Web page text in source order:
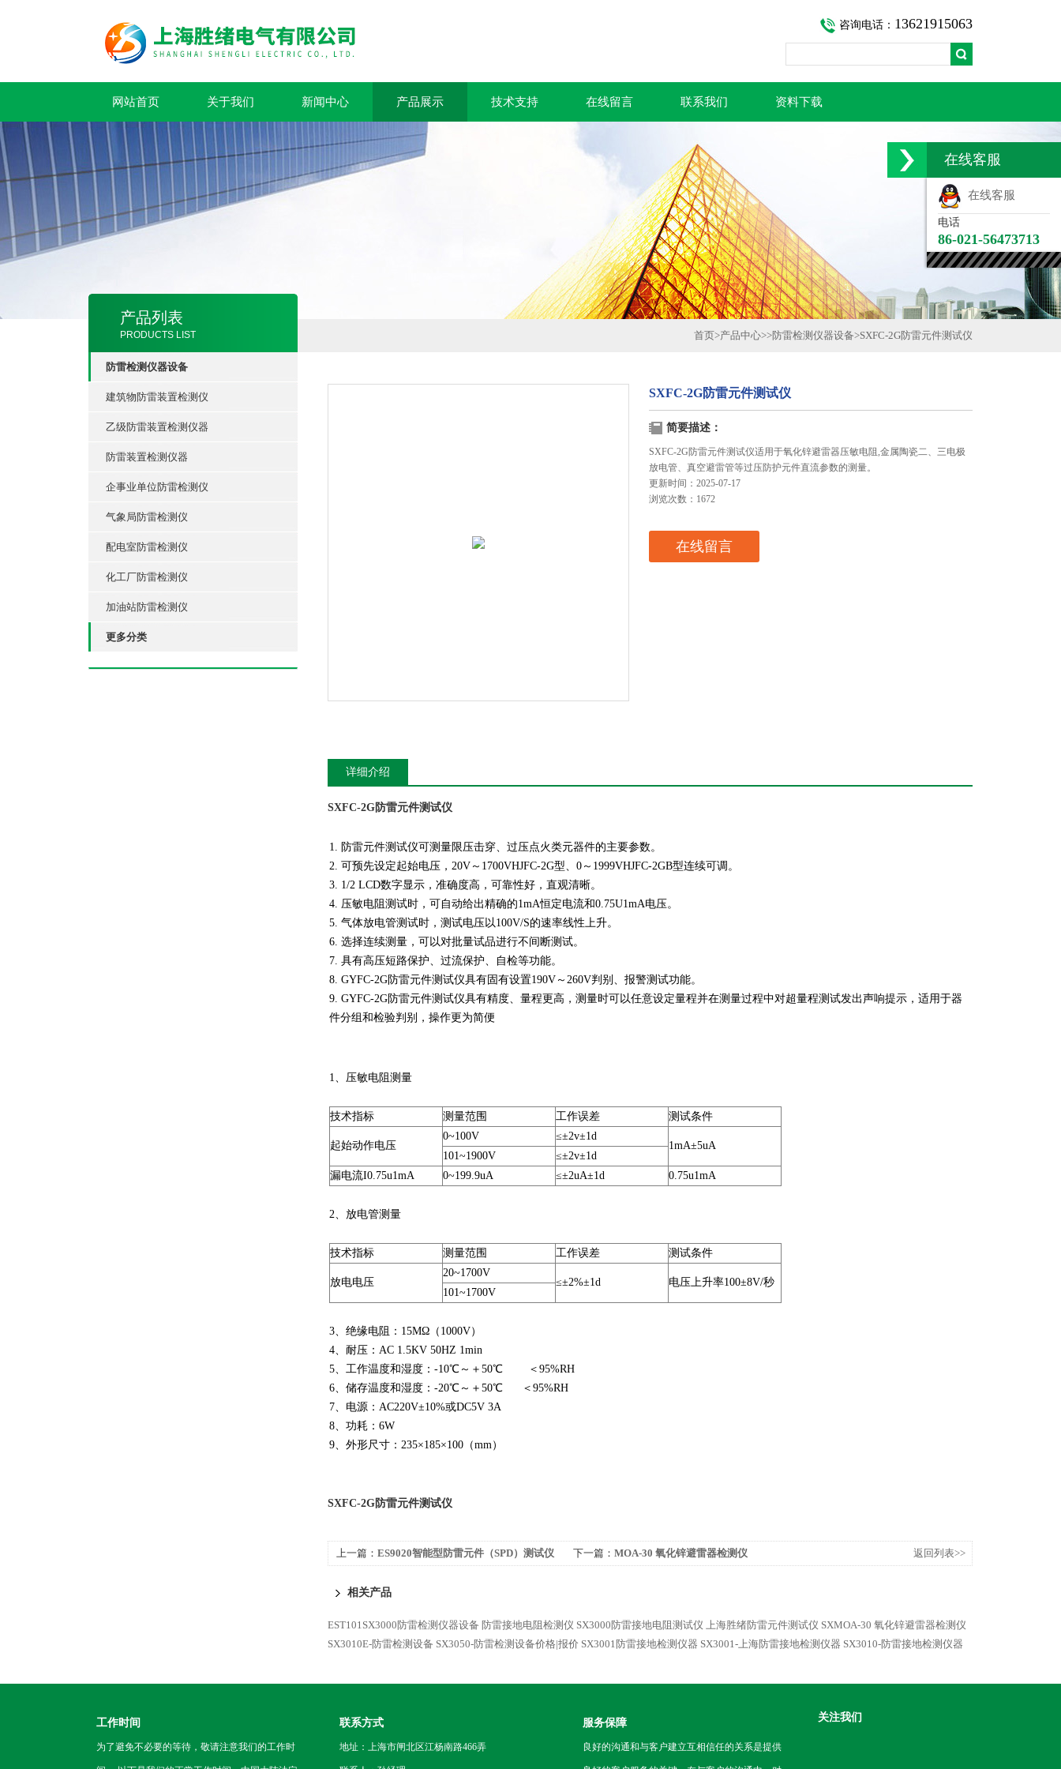
咨询电话： 13621915063
网站首页 关于我们 新闻中心 产品展示 技术支持 在线留言 联系我们 资料下载
产品列表
PRODUCTS LIST
防雷检测仪器设备
建筑物防雷装置检测仪
乙级防雷装置检测仪器
防雷装置检测仪器
企事业单位防雷检测仪
气象局防雷检测仪
配电室防雷检测仪
化工厂防雷检测仪
加油站防雷检测仪
更多分类
首页>产品中心>>防雷检测仪器设备>SXFC-2G防雷元件测试仪
SXFC-2G防雷元件测试仪
简要描述：
SXFC-2G防雷元件测试仪适用于氧化锌避雷器压敏电阻,金属陶瓷二、三电极
放电管、真空避雷管等过压防护元件直流参数的测量。
更新时间：2025-07-17
浏览次数：1672
在线留言
详细介绍
SXFC-2G防雷元件测试仪
1. 防雷元件测试仪可测量限压击穿、过压点火类元器件的主要参数。
2. 可预先设定起始电压，20V～1700VHJFC-2G型、0～1999VHJFC-2GB型连续可调。
3. 1/2 LCD数字显示，准确度高，可靠性好，直观清晰。
4. 压敏电阻测试时，可自动给出精确的1mA恒定电流和0.75U1mA电压。
5. 气体放电管测试时，测试电压以100V/S的速率线性上升。
6. 选择连续测量，可以对批量试品进行不间断测试。
7. 具有高压短路保护、过流保护、自检等功能。
8. GYFC-2G防雷元件测试仪具有固有设置190V～260V判别、报警测试功能。
9. GYFC-2G防雷元件测试仪具有精度、量程更高，测量时可以任意设定量程并在测量过程中对超量程测试发出声响提示，适用于器
件分组和检验判别，操作更为简便
1、压敏电阻测量
技术指标 测量范围 工作误差 测试条件
起始动作电压
0~100V
≤±2v±1d
1mA±5uA
101~1900V
≤±2v±1d
漏电流I0.75u1mA
0~199.9uA ≤±2uA±1d 0.75u1mA
2、放电管测量
技术指标 测量范围 工作误差 测试条件
放电电压
20~1700V
≤±2%±1d
电压上升率100±8V/秒
101~1700V
3、绝缘电阻：15MΩ（1000V）
4、耐压：AC 1.5KV 50HZ 1min
5、工作温度和湿度：-10℃～＋50℃ ＜95%RH
6、储存温度和湿度：-20℃～＋50℃ ＜95%RH
7、电源：AC220V±10%或DC5V 3A
8、功耗：6W
9、外形尺寸：235×185×100（mm）
SXFC-2G防雷元件测试仪
上一篇： ES9020智能型防雷元件（SPD）测试仪 下一篇： MOA-30 氧化锌避雷器检测仪 返回列表>>
相关产品
EST101SX3000防雷检测仪器设备 防雷接地电阻检测仪 SX3000防雷接地电阻测试仪 上海胜绪防雷元件测试仪 SXMOA-30 氧化锌避雷器检测仪
SX3010E-防雷检测设备 SX3050-防雷检测设备价格|报价 SX3001防雷接地检测仪器 SX3001-上海防雷接地检测仪器 SX3010-防雷接地检测仪器
工作时间
为了避免不必要的等待，敬请注意我们的工作时
联系方式
地址：上海市闸北区江杨南路466弄
服务保障
良好的沟通和与客户建立互相信任的关系是提供
关注我们
在线客服
在线客服
电话
86-021-56473713